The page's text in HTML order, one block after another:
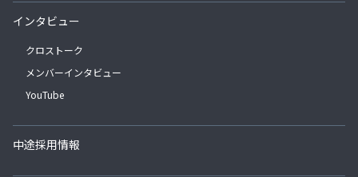
インタビュー
クロストーク
メンバーインタビュー
YouTube
中途採用情報